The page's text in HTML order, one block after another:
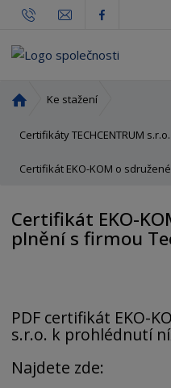
o
n
t
r
Ke stažení
Certifikáty TECHCENTRUM
Certifikát EKO-KOM o
Certifikát EKO-
plnění s firmou
PDF certifikát EKO-
s.r.o. k prohlédnutí
Najdete zde: